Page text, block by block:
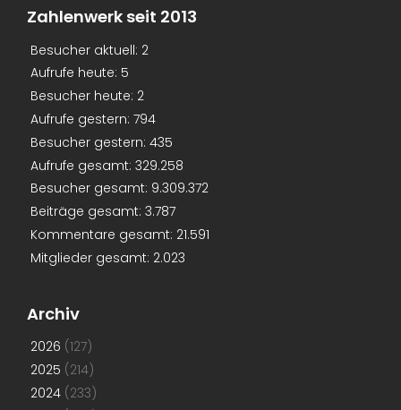
Zahlenwerk seit 2013
Besucher aktuell: 2
Aufrufe heute: 5
Besucher heute: 2
Aufrufe gestern: 794
Besucher gestern: 435
Aufrufe gesamt: 329.258
Besucher gesamt: 9.309.372
Beiträge gesamt: 3.787
Kommentare gesamt: 21.591
Mitglieder gesamt: 2.023
Archiv
2026 (127)
2025 (214)
2024 (233)